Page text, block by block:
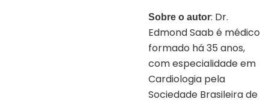
Sobre o autor: Dr.
Edmond Saab é médico
formado há 35 anos,
com especialidade em
Cardiologia pela
Sociedade Brasileira de